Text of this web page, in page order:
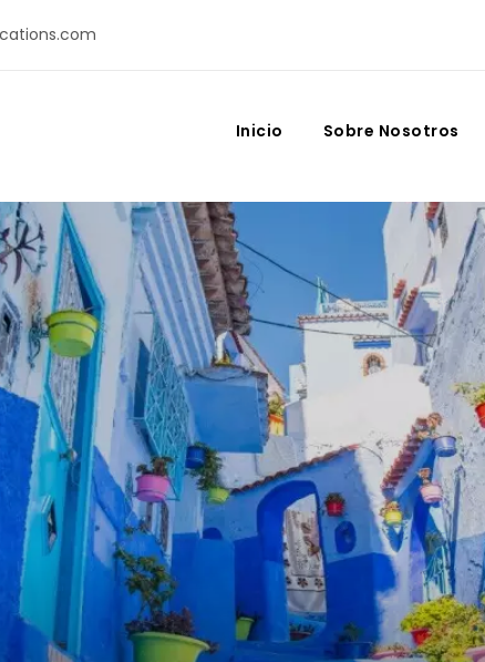
Inicio Sobre Nosotros